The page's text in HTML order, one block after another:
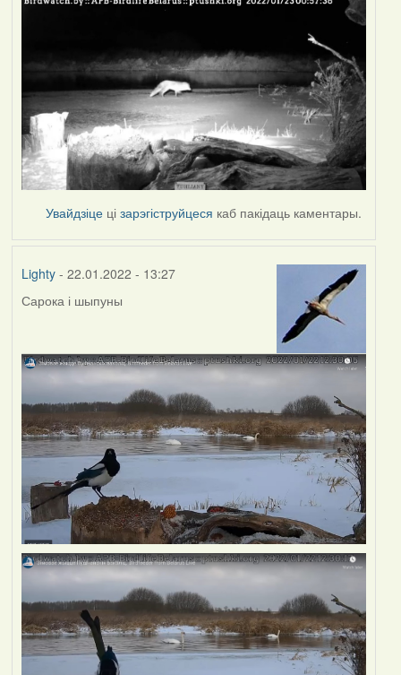
Увайдзіце цізарэгіструйцеся каб пакідаць каментары.
Lighty- 22.01.2022 - 13:27
Сарока і шыпуны